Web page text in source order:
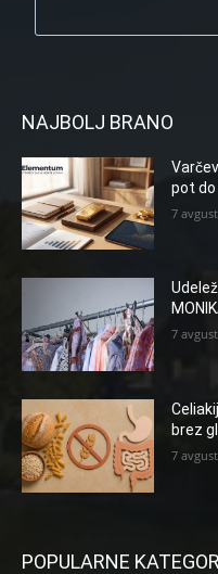
NAJBOLJ BRANO
pot
7
7
brez
7
POPULARNE